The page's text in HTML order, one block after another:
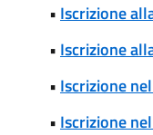
• Iscrizione
• Iscrizione
• Iscrizione
• Iscrizione